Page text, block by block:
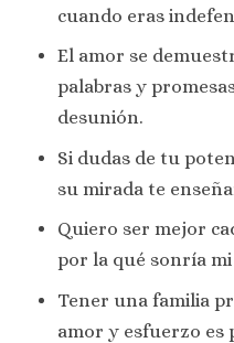
cuando eras
El amor se
palabras y
desunión.
Si dudas de tu
su mirada te
Quiero ser mejor
por la qué sonría
Tener una familia
amor y esfuerzo es